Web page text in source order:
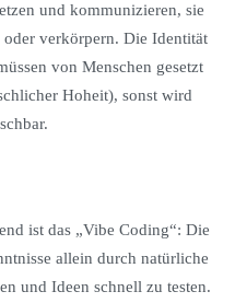
und kommunizieren, sie
verkörpern. Die Identität
von Menschen gesetzt
Hoheit), sonst wird
ist das „Vibe Coding“: Die
allein durch natürliche
und Ideen schnell zu testen.